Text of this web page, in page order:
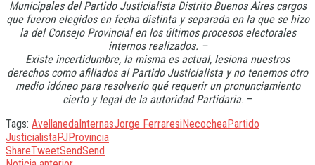
Municipales del Partido Justicialista Distrito Buenos Aires cargos
que fueron elegidos en fecha distinta y separada en la que se hizo
la del Consejo Provincial en los últimos procesos electorales
internos realizados. –
Existe incertidumbre, la misma es actual, lesiona nuestros
derechos como afiliados al Partido Justicialista y no tenemos otro
medio idóneo para resolverlo qué requerir un pronunciamiento
cierto y legal de la autoridad Partidaria. –
Tags: AvellanedaInternasJorge FerraresiNecocheaPartido
JusticialistaPJProvincia
ShareTweetSendSend